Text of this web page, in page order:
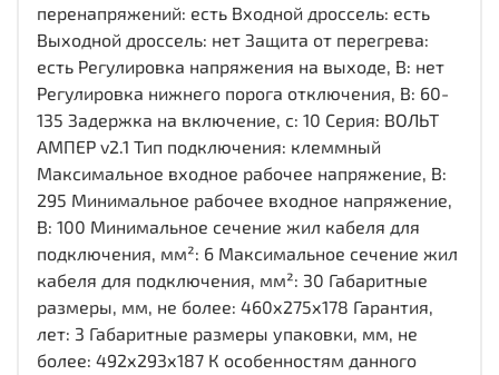
перенапряжений: есть Входной дроссель: есть
Выходной дроссель: нет Защита от перегрева:
есть Регулировка напряжения на выходе, В: нет
Регулировка нижнего порога отключения, В: 60-
135 Задержка на включение, с: 10 Серия: ВОЛЬТ
АМПЕР v2.1 Тип подключения: клеммный
Максимальное входное рабочее напряжение, В:
295 Минимальное рабочее входное напряжение,
В: 100 Минимальное сечение жил кабеля для
подключения, мм²: 6 Максимальное сечение жил
кабеля для подключения, мм²: 30 Габаритные
размеры, мм, не более: 460х275х178 Гарантия,
лет: 3 Габаритные размеры упаковки, мм, не
более: 492х293х187 К особенностям данного